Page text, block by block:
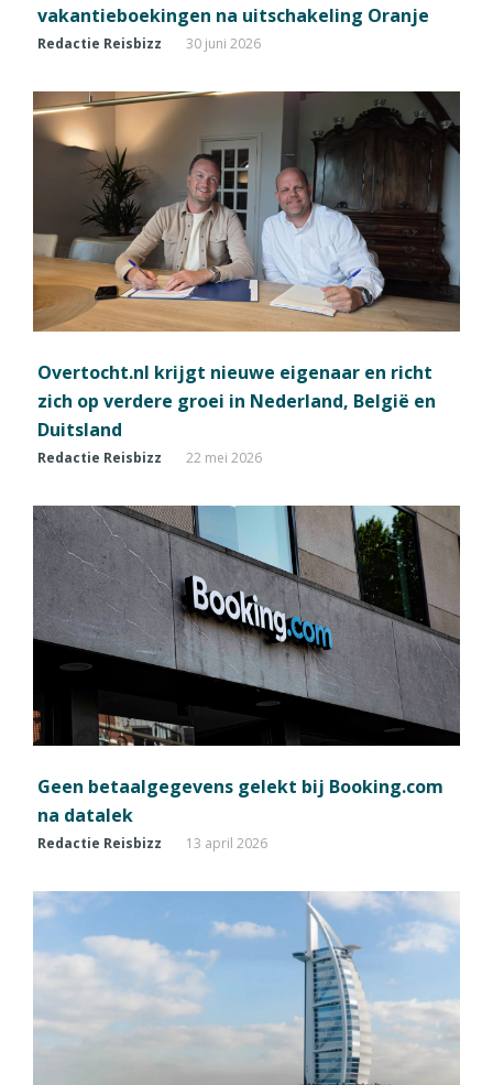
vakantieboekingen na uitschakeling Oranje
Redactie Reisbizz 30 juni 2026
Overtocht.nl krijgt nieuwe eigenaar en richt
zich op verdere groei in Nederland, België en
Duitsland
Redactie Reisbizz 22 mei 2026
Geen betaalgegevens gelekt bij Booking.com
na datalek
Redactie Reisbizz 13 april 2026